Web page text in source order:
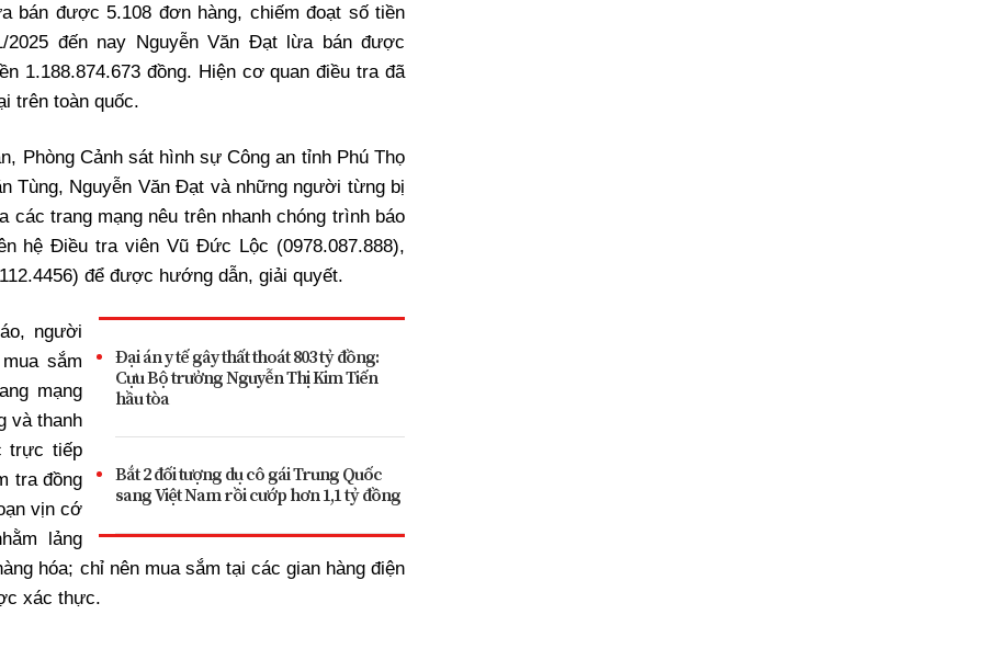
bán được 5.108 đơn hàng, chiếm đoạt số tiền
2025 đến nay Nguyễn Văn Đạt lừa bán được
1.188.874.673 đồng. Hiện cơ quan điều tra đã
trên toàn quốc.
Phòng Cảnh sát hình sự Công an tỉnh Phú Thọ
Tùng, Nguyễn Văn Đạt và những người từng bị
trang mạng nêu trên nhanh chóng trình báo
hệ Điều tra viên Vũ Đức Lộc (0978.087.888),
để được hướng dẫn, giải quyết.
Đại án y tế gây thất thoát 803 tỷ đồng:
Cựu Bộ trưởng Nguyễn Thị Kim Tiến
hầu tòa
Bắt 2 đối tượng dụ cô gái Trung Quốc
sang Việt Nam rồi cướp hơn 1,1 tỷ đồng
người
sắm
mạng
và thanh
trực tiếp
tra đồng
vịn cớ
lảng
hóa; chỉ nên mua sắm tại các gian hàng điện
xác thực.